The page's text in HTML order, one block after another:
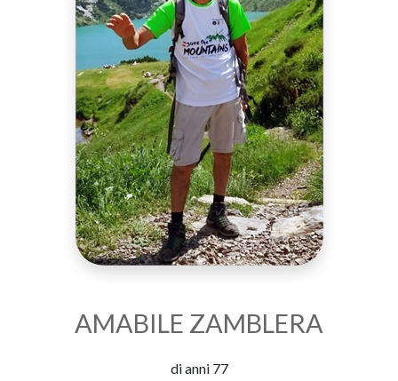
AMABILE ZAMBLERA
di anni 77